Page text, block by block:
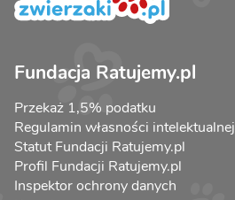
Fundacja Ratujemy.pl
Przekaż 1,5% podatku
Regulamin własności intelektualnej
Statut Fundacji Ratujemy.pl
Profil Fundacji Ratujemy.pl
Inspektor ochrony danych